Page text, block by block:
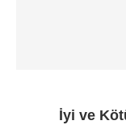
İyi ve